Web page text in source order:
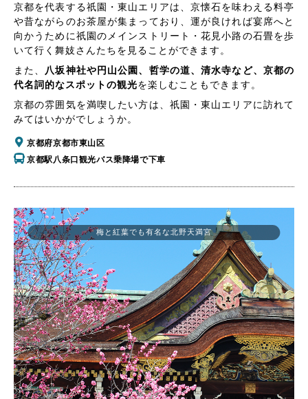
京都を代表する祇園・東山エリアは、京懐石を味わえる料亭
や昔ながらのお茶屋が集まっており、運が良ければ宴席へと
向かうために祇園のメインストリート・花見小路の石畳を歩
いて行く舞妓さんたちを見ることができます。
また、
八坂神社や円山公園、哲学の道、清水寺など、京都の
代名詞的なスポットの観光を楽しむこともできます。
京都の雰囲気を満喫したい方は、祇園・東山エリアに訪れて
みてはいかがでしょうか。
京都府京都市東山区
京都駅八条口観光バス乗降場で下車
梅と紅葉でも有名な北野天満宮